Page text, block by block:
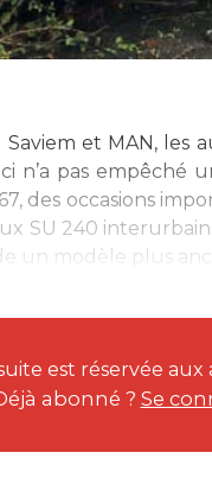
et MAN,
n’a pas empêché
des occasions
SU 240
un modèle plus
est réservée aux
abonné ? Se